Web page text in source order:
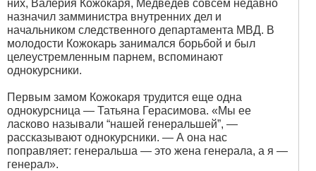
них, Валерия Кожокаря, Медведев совсем недавно
назначил замминистра внутренних дел и
начальником следственного департамента МВД. В
молодости Кожокарь занимался борьбой и был
целеустремленным парнем, вспоминают
однокурсники.
Первым замом Кожокаря трудится еще одна
однокурсница — Татьяна Герасимова. «Мы ее
ласково называли “нашей генеральшей”, —
рассказывают однокурсники. — А она нас
поправляет: генеральша — это жена генерала, а я —
генерал».